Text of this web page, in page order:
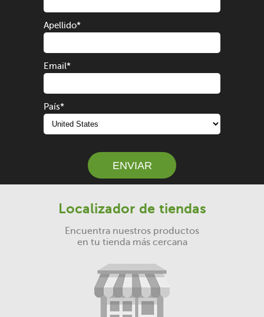
Apellido*
Email*
País*
Localizador de tiendas
Encuentra nuestros productos
en tu tienda más cercana